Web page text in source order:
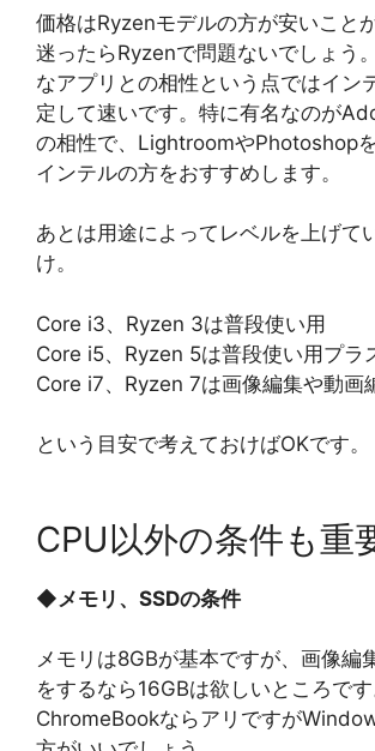
価格はRyzenモデルの方が安いこと
迷ったらRyzenで問題ないでしょう
なアプリとの相性という点ではイン
定して速いです。特に有名なのが
の相性で、LightroomやPhotoshop
インテルの方をおすすめします。
あとは用途によってレベルを上げて
け。
Core i3、Ryzen 3は普段使い用
Core i5、Ryzen 5は普段使い用プラ
Core i7、Ryzen 7は画像編集や動画
という目安で考えておけばOKです。
CPU以外の条件も重
◆ メモリ、SSDの条件
メモリは8GBが基本ですが、画像編
をするなら16GBは欲しいところで
ChromeBookならアリですが